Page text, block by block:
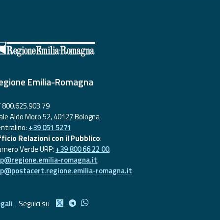
Emilia-Romagna
800.625.903.79
Aldo Moro 52, 40127 Bologna
+39 051 5271
Relazioni con il Pubblico:
Verde URP: +39 800 66 22 00,
romagna.it,
romagna.it
Seguici su